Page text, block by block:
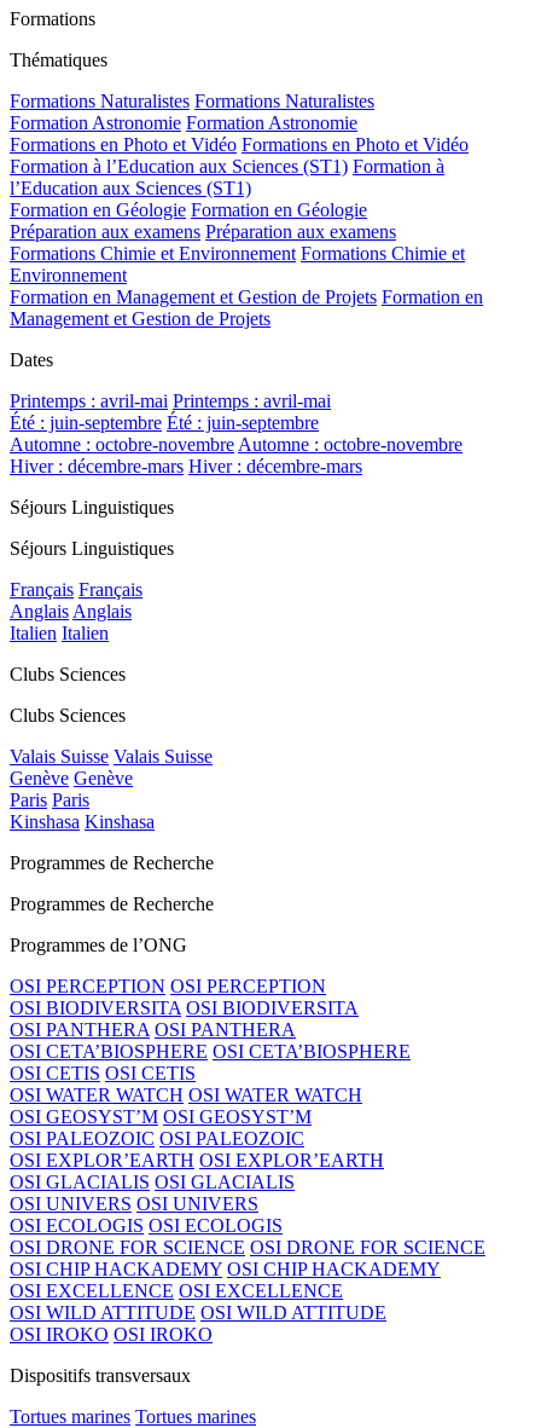
Formations
Thématiques
Formations Naturalistes Formations Naturalistes
Formation Astronomie Formation Astronomie
Formations en Photo et Vidéo Formations en Photo et Vidéo
Formation à l’Education aux Sciences (ST1) Formation à
l’Education aux Sciences (ST1)
Formation en Géologie Formation en Géologie
Préparation aux examens Préparation aux examens
Formations Chimie et Environnement Formations Chimie et
Environnement
Formation en Management et Gestion de Projets Formation en
Management et Gestion de Projets
Dates
Printemps : avril-mai Printemps : avril-mai
Été : juin-septembre Été : juin-septembre
Automne : octobre-novembre Automne : octobre-novembre
Hiver : décembre-mars Hiver : décembre-mars
Séjours Linguistiques
Séjours Linguistiques
Français Français
Anglais Anglais
Italien Italien
Clubs Sciences
Clubs Sciences
Valais Suisse Valais Suisse
Genève Genève
Paris Paris
Kinshasa Kinshasa
Programmes de Recherche
Programmes de Recherche
Programmes de l’ONG
OSI PERCEPTION OSI PERCEPTION
OSI BIODIVERSITA OSI BIODIVERSITA
OSI PANTHERA OSI PANTHERA
OSI CETA’BIOSPHERE OSI CETA’BIOSPHERE
OSI CETIS OSI CETIS
OSI WATER WATCH OSI WATER WATCH
OSI GEOSYST’M OSI GEOSYST’M
OSI PALEOZOIC OSI PALEOZOIC
OSI EXPLOR’EARTH OSI EXPLOR’EARTH
OSI GLACIALIS OSI GLACIALIS
OSI UNIVERS OSI UNIVERS
OSI ECOLOGIS OSI ECOLOGIS
OSI DRONE FOR SCIENCE OSI DRONE FOR SCIENCE
OSI CHIP HACKADEMY OSI CHIP HACKADEMY
OSI EXCELLENCE OSI EXCELLENCE
OSI WILD ATTITUDE OSI WILD ATTITUDE
OSI IROKO OSI IROKO
Dispositifs transversaux
Tortues marines Tortues marines